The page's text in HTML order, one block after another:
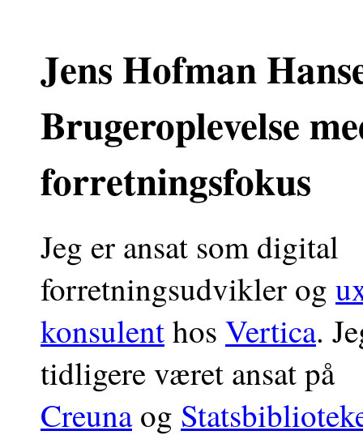
Jens Hofman
Brugeroplevelse
forretningsfokus
Jeg er ansat som digital
forretningsudvikler og
konsulenthos Vertica.
tidligere været ansat på
Creunaog